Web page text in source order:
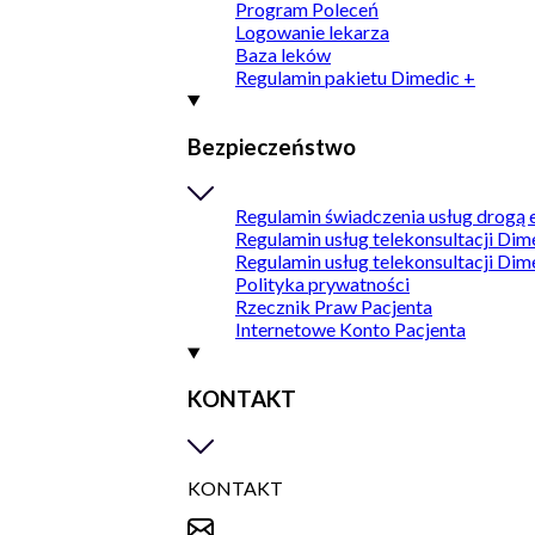
Program Poleceń
Logowanie lekarza
Baza leków
Regulamin pakietu Dimedic +
Bezpieczeństwo
Regulamin świadczenia usług
Regulamin usług telekonsultacji
Regulamin usług telekonsultacji
Polityka prywatności
Rzecznik Praw Pacjenta
Internetowe Konto Pacjenta
KONTAKT
KONTAKT